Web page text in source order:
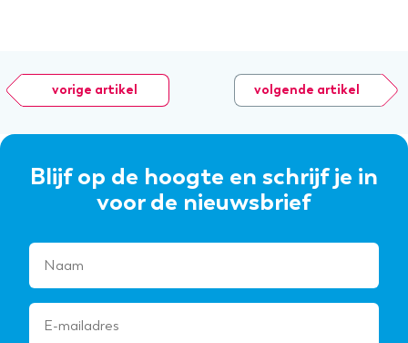
vorige artikel volgende artikel
Blijf op de hoogte en schrijf je in
voor de nieuwsbrief